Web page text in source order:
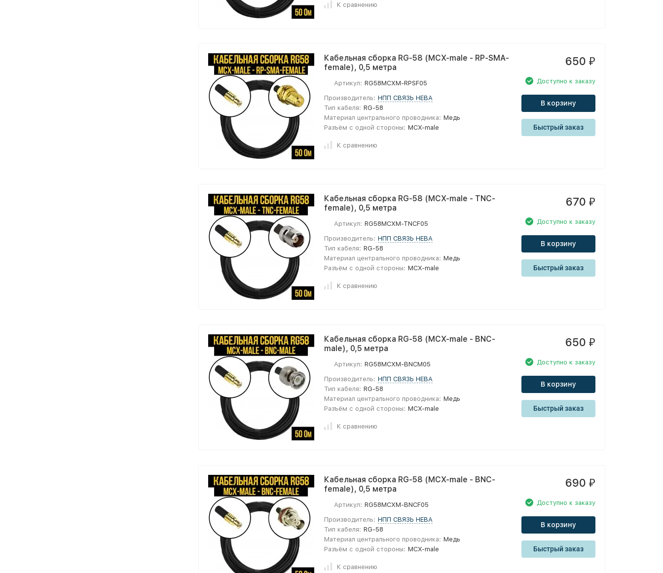
К сравнению
Кабельная сборка RG-58 (MCX-male - RP-SMA-
female), 0,5 метра
Артикул: RG58MCXM-RPSF05
Производитель: НПП СВЯЗЬ НЕВА
Тип кабеля: RG-58
Материал центрального проводника: Медь
Разъём с одной стороны: MCX-male
К сравнению
650 ₽
Доступно к заказу
В корзину
Быстрый заказ
Кабельная сборка RG-58 (MCX-male - TNC-
female), 0,5 метра
Артикул: RG58MCXM-TNCF05
Производитель: НПП СВЯЗЬ НЕВА
Тип кабеля: RG-58
Материал центрального проводника: Медь
Разъём с одной стороны: MCX-male
К сравнению
670 ₽
Доступно к заказу
В корзину
Быстрый заказ
Кабельная сборка RG-58 (MCX-male - BNC-
male), 0,5 метра
Артикул: RG58MCXM-BNCM05
Производитель: НПП СВЯЗЬ НЕВА
Тип кабеля: RG-58
Материал центрального проводника: Медь
Разъём с одной стороны: MCX-male
К сравнению
650 ₽
Доступно к заказу
В корзину
Быстрый заказ
Кабельная сборка RG-58 (MCX-male - BNC-
female), 0,5 метра
Артикул: RG58MCXM-BNCF05
Производитель: НПП СВЯЗЬ НЕВА
Тип кабеля: RG-58
Материал центрального проводника: Медь
Разъём с одной стороны: MCX-male
К сравнению
690 ₽
Доступно к заказу
В корзину
Быстрый заказ